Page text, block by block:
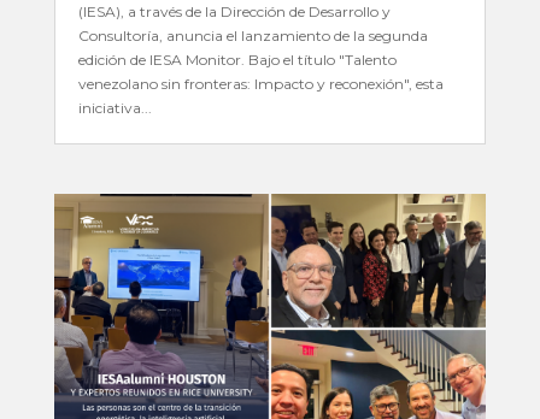
(IESA), a través de la Dirección de Desarrollo y
Consultoría, anuncia el lanzamiento de la segunda
edición de IESA Monitor. Bajo el título "Talento
venezolano sin fronteras: Impacto y reconexión", esta
iniciativa...